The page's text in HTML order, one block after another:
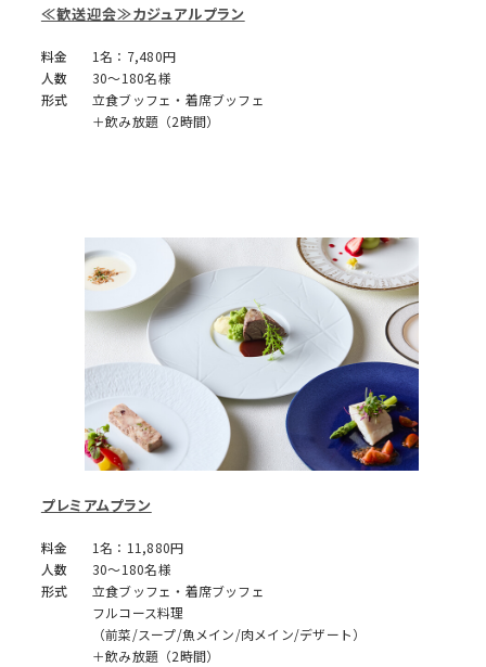
≪歓送迎会≫カジュアルプラン
料金
1名：7,480円
人数
30～180名様
形式
立食ブッフェ・着席ブッフェ
＋飲み放題（2時間）
プレミアムプラン
料金
1名：11,880円
人数
30～180名様
形式
立食ブッフェ・着席ブッフェ
フルコース料理
（前菜/スープ/魚メイン/肉メイン/デザート）
＋飲み放題（2時間）